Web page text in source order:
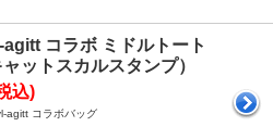
コラボ ミドルトート
ットスカルスタンプ）
込)
agitt コラボバッグ